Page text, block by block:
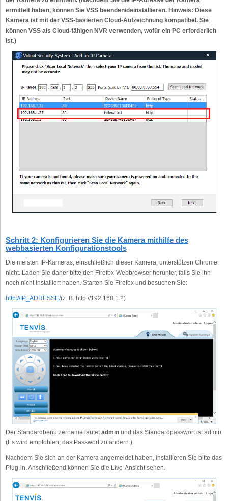
ermittelt haben, können Sie VSS beenden/deinstallieren. Hinweis: Diese
Kamera ist mit der VSS-basierten Cloud-Aufzeichnung kompatibel. Sie
können VSS als Cloud-fähigen NVR verwenden, wofür ein PC erforderlich
ist.)
Schritt 2: Konfigurieren Sie die Kamera mithilfe des
webbasierten Konfigurationstools
Die meisten IP-Kameras, einschließlich dieser Kamera, unterstützen Chrome
nicht. Laden Sie daher bitte den Firefox-Webbrowser herunter, falls Sie ihn
noch nicht installiert haben. Starten Sie Firefox und besuchen Sie:
http://IP_ADRESSE/(z. B. http://192.168.1.2)
Der Standardbenutzername lautetadmin und das Standardpasswort ist admin.
(Es wird empfohlen, das Passwort zu ändern.)
Nachdem Sie sich an der Kamera angemeldet haben, installieren Sie bitte das
Plug-in. Anschließend können Sie die Live-Ansicht sehen.